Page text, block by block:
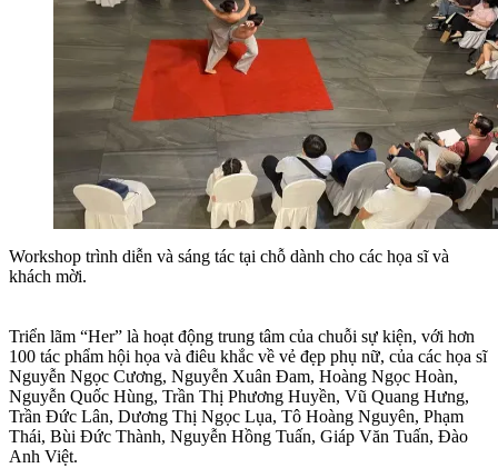
Workshop trình diễn và sáng tác tại chỗ dành cho các họa sĩ và
khách mời.
Triển lãm “Her” là hoạt động trung tâm của chuỗi sự kiện, với hơn
100 tác phẩm hội họa và điêu khắc về vẻ đẹp phụ nữ, của các họa sĩ
Nguyễn Ngọc Cương, Nguyễn Xuân Đam, Hoàng Ngọc Hoàn,
Nguyễn Quốc Hùng, Trần Thị Phương Huyền, Vũ Quang Hưng,
Trần Đức Lân, Dương Thị Ngọc Lụa, Tô Hoàng Nguyên, Phạm
Thái, Bùi Đức Thành, Nguyễn Hồng Tuấn, Giáp Văn Tuấn, Đào
Anh Việt.